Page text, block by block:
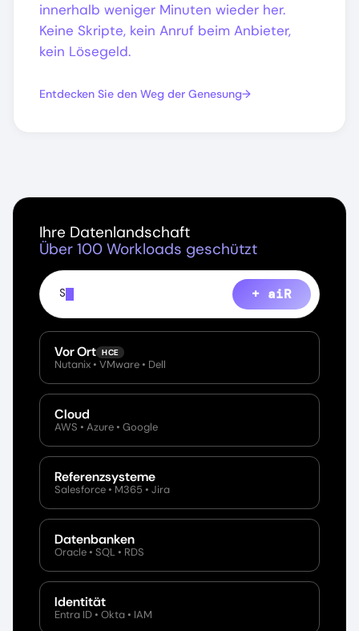
innerhalb weniger Minuten wieder her.
Keine Skripte, kein Anruf beim Anbieter,
kein Lösegeld.
Entdecken Sie den Weg der Genesung
Ihre Datenlandschaft
Über 100 Workloads geschützt
Show every file containing PII across o
+ aiR
Vor Ort HCE
Nutanix • VMware • Dell
Cloud
AWS • Azure • Google
Referenzsysteme
Salesforce • M365 • Jira
Datenbanken
Oracle • SQL • RDS
Identität
Entra ID • Okta • IAM